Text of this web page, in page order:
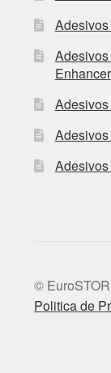
Enhancer
©
Politica de